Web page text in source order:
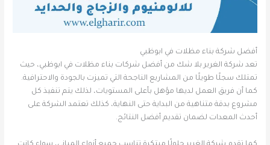
أفضل شركة بناء مظلات في ابوظبي
تعد شركة الغرير بلا شك من أفضل شركات بناء مظلات في ابوظبي، حيث
تمتلك سجلًا طويلًا من المشاريع الناجحة التي تميزت بالجودة والاحترافية.
كما أن فريق العمل لديها مؤهل بأعلى المستويات، لذلك يتم تنفيذ كل
مشروع بدقة متناهية من البداية حتى النهاية، كذلك تعتمد الشركة على
أحدث المعدات لضمان تقديم أفضل النتائج.